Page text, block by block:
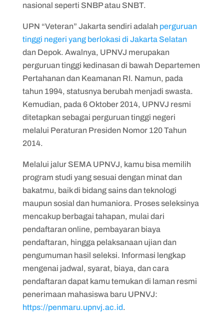
nasional seperti SNBP atau SNBT.
UPN “Veteran” Jakarta sendiri adalah perguruan
tinggi negeri yang berlokasi di Jakarta Selatan
dan Depok. Awalnya, UPNVJ merupakan
perguruan tinggi kedinasan di bawah Departemen
Pertahanan dan Keamanan RI. Namun, pada
tahun 1994, statusnya berubah menjadi swasta.
Kemudian, pada 6 Oktober 2014, UPNVJ resmi
ditetapkan sebagai perguruan tinggi negeri
melalui Peraturan Presiden Nomor 120 Tahun
2014.
Melalui jalur SEMA UPNVJ, kamu bisa memilih
program studi yang sesuai dengan minat dan
bakatmu, baik di bidang sains dan teknologi
maupun sosial dan humaniora. Proses seleksinya
mencakup berbagai tahapan, mulai dari
pendaftaran online, pembayaran biaya
pendaftaran, hingga pelaksanaan ujian dan
pengumuman hasil seleksi. Informasi lengkap
mengenai jadwal, syarat, biaya, dan cara
pendaftaran dapat kamu temukan di laman resmi
penerimaan mahasiswa baru UPNVJ:
https://penmaru.upnvj.ac.id.